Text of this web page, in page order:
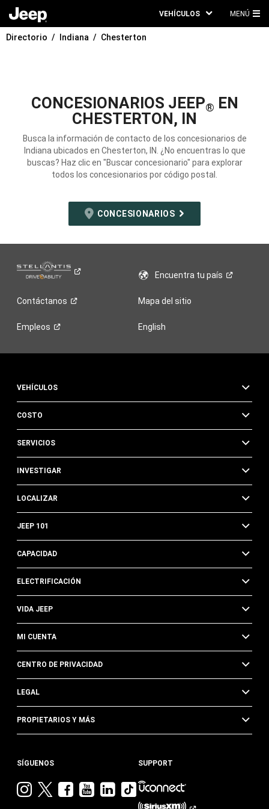
VEHÍCULOS MENÚ
Directorio Indiana Chesterton
CONCESIONARIOS JEEP® EN
CHESTERTON, IN
Busca la información de contacto de los concesionarios de
Indiana ubicados en Chesterton, IN. ¿No encuentras lo que
buscas? Haz clic en "Buscar concesionario" para explorar
todos los concesionarios por código postal.
CONCESIONARIOS
Encuentra tupaís
Contáctanos Mapa del sitio
Empleos English
VEHÍCULOS
COSTO
SERVICIOS
INVESTIGAR
LOCALIZAR
JEEP 101
CAPACIDAD
ELECTRIFICACIÓN
VIDA JEEP
MI CUENTA
CENTRO DE PRIVACIDAD
LEGAL
PROPIETARIOS Y MÁS
SÍGUENOS
VisitaVisitaVisitaVisitaVisita
Jeep
Visita
Jeep
SUPPORT